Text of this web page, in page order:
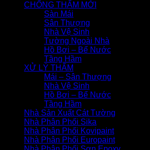
CHỐNG THẤM MỚI
Sàn Mái
Sân Thượng
Nhà Vệ Sinh
Tường Ngoài Nhà
Hồ Bơi – Bể Nước
Tầng Hầm
XỬ LÝ THẤM
Mái – Sân Thượng
Nhà Vệ Sinh
Hồ Bơi – Bể Nước
Tầng Hầm
Nhà Sản Xuất Cát Tường
Nhà Phân Phối Sika
Nhà Phân Phối Kovipaint
Nhà Phân Phối Europaint